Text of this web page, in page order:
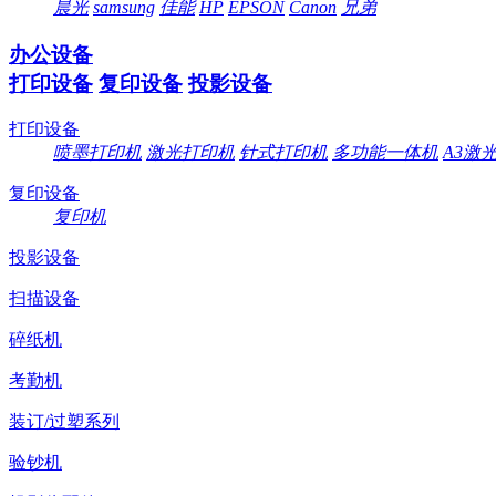
晨光 samsung 佳能 HP EPSON Canon 兄弟
办公设备
打印设备 复印设备 投影设备
打印设备
喷墨打印机 激光打印机 针式打印机 多功能一体机 A3激
复印设备
复印机
投影设备
扫描设备
碎纸机
考勤机
装订/过塑系列
验钞机